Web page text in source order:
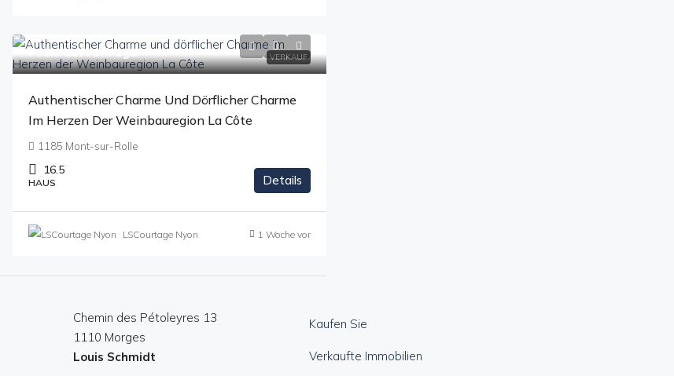
VERKAUF
Preis auf Anfrage
Authentischer Charme Und Dörflicher Charme
Im Herzen Der Weinbauregion La Côte
1185 Mont-sur-Rolle
16.5
HAUS Details
LSCourtage Nyon 1 Woche vor
Chemin des Pétoleyres 13
1110 Morges
Louis Schmidt
Kaufen Sie
Verkaufte Immobilien